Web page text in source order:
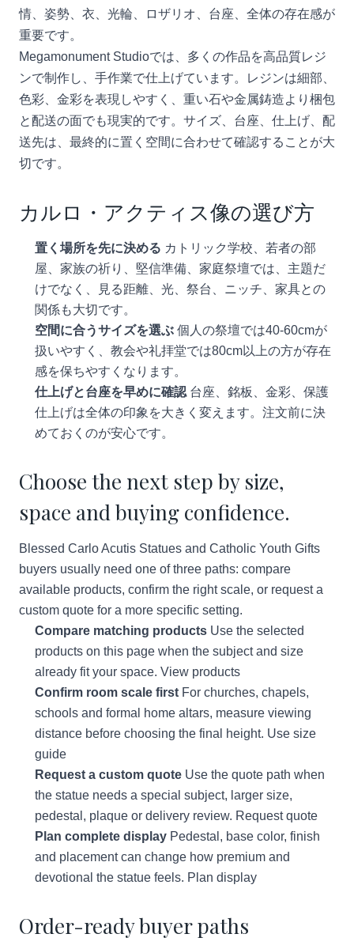
情、姿勢、衣、光輪、ロザリオ、台座、全体の存在感が
重要です。
Megamonument Studioでは、多くの作品を高品質レジ
ンで制作し、手作業で仕上げています。レジンは細部、
色彩、金彩を表現しやすく、重い石や金属鋳造より梱包
と配送の面でも現実的です。サイズ、台座、仕上げ、配
送先は、最終的に置く空間に合わせて確認することが大
切です。
カルロ・アクティス像の選び方
置く場所を先に決める カトリック学校、若者の部
屋、家族の祈り、堅信準備、家庭祭壇では、主題だ
けでなく、見る距離、光、祭台、ニッチ、家具との
関係も大切です。
空間に合うサイズを選ぶ 個人の祭壇では40-60cmが
扱いやすく、教会や礼拝堂では80cm以上の方が存在
感を保ちやすくなります。
仕上げと台座を早めに確認 台座、銘板、金彩、保護
仕上げは全体の印象を大きく変えます。注文前に決
めておくのが安心です。
Choose the next step by size,
space and buying confidence.
Blessed Carlo Acutis Statues and Catholic Youth Gifts
buyers usually need one of three paths: compare
available products, confirm the right scale, or request a
custom quote for a more specific setting.
Compare matching products Use the selected
products on this page when the subject and size
already fit your space. View products
Confirm room scale first For churches, chapels,
schools and formal home altars, measure viewing
distance before choosing the final height. Use size
guide
Request a custom quote Use the quote path when
the statue needs a special subject, larger size,
pedestal, plaque or delivery review. Request quote
Plan complete display Pedestal, base color, finish
and placement can change how premium and
devotional the statue feels. Plan display
Order-ready buyer paths